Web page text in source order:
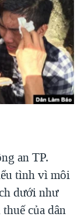
an TP.
tình vì môi
dưới như
của dân